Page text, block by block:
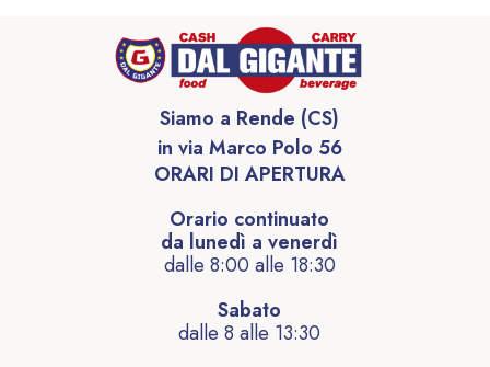
Siamo a Rende (CS)
in via Marco Polo 56
ORARI DI APERTURA
Orario continuato
da lunedì a venerdì
dalle 8:00 alle 18:30
Sabato
dalle 8 alle 13:30